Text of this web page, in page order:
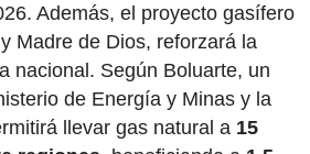
Además, el proyecto gasífero
Madre de Dios, reforzará la
nacional. Según Boluarte, un
de Energía y Minas y la
llevar gas natural a 15